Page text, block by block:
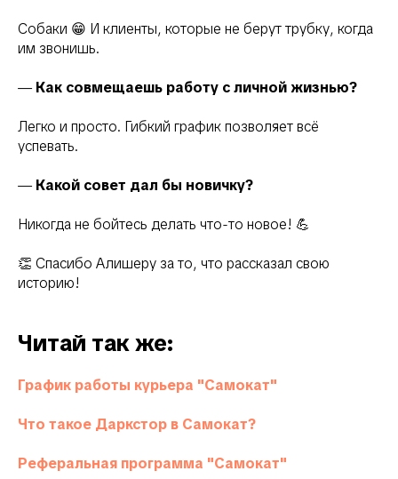
Собаки 😁 И клиенты, которые не берут трубку, когда
им звонишь.
— Как совмещаешь работу с личной жизнью?
Легко и просто. Гибкий график позволяет всё
успевать.
— Какой совет дал бы новичку?
Никогда не бойтесь делать что-то новое! 💪
👏 Спасибо Алишеру за то, что рассказал свою
историю!
Читай так же:
График работы курьера "Самокат"
Что такое Даркстор в Самокат?
Реферальная программа "Самокат"